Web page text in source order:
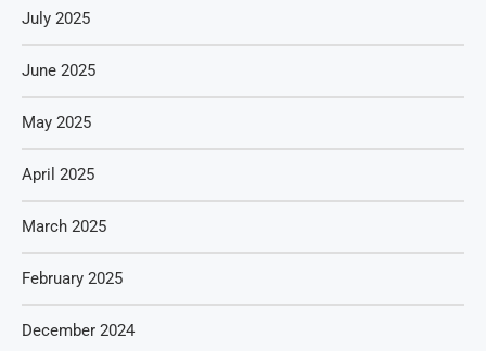
July 2025
June 2025
May 2025
April 2025
March 2025
February 2025
December 2024